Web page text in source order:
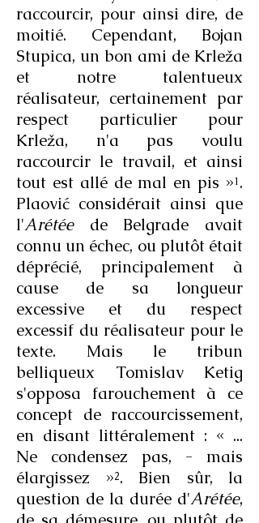
raccourcir, pour ainsi dire, de
moitié. Cependant, Bojan
Stupica, un bon ami de Krleža
et notre talentueux
réalisateur, certainement par
respect particulier pour
Krleža, n'a pas voulu
raccourcir le travail, et ainsi
tout est allé de mal en pis »¹.
Plaović considérait ainsi que
l'Arétéede Belgrade avait
connu un échec, ou plutôt était
déprécié, principalement à
cause de sa longueur
excessive et du respect
excessif du réalisateur pour le
texte. Mais le tribun
belliqueux Tomislav Ketig
s'opposa farouchement à ce
concept de raccourcissement,
en disant littéralement : « ...
Ne condensez pas, - mais
élargissez »². Bien sûr, la
question de la durée d'Arétée,